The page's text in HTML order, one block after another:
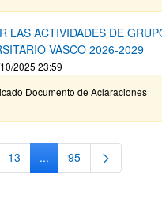
LAS ACTIVIDADES DE
VASCO 2026-2029
2025 23:59
Documento de Aclaraciones
Use TAB para desplazarse.
Página
13 ...Páginas intermedias
Página
95